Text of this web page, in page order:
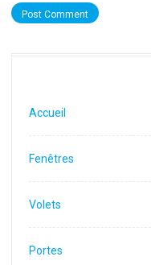
Accueil
Fenêtres
Volets
Portes